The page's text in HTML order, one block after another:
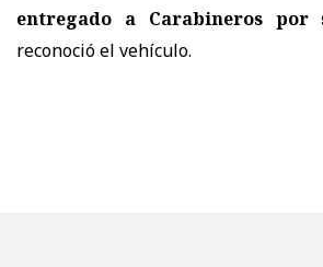
entregado a Carabineros por
reconoció el vehículo.